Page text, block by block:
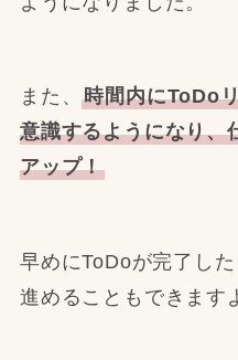
また、時間内にToDo
意識するようになり、
アップ！
早めにToDoが完了し
進めることもできます